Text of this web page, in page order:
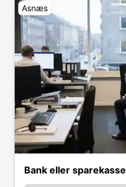
Asnæs
Bank eller sparekasse